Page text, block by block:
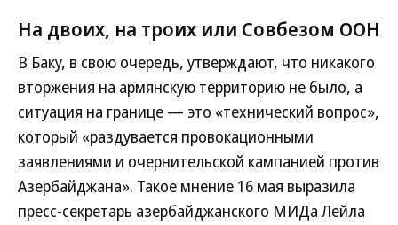
На двоих, на троих или Совбезом ООН
В Баку, в свою очередь, утверждают, что никакого
вторжения на армянскую территорию не было, а
ситуация на границе — это «технический вопрос»,
который «раздувается провокационными
заявлениями и очернительской кампанией против
Азербайджана». Такое мнение 16 мая выразила
пресс-секретарь азербайджанского МИДа Лейла